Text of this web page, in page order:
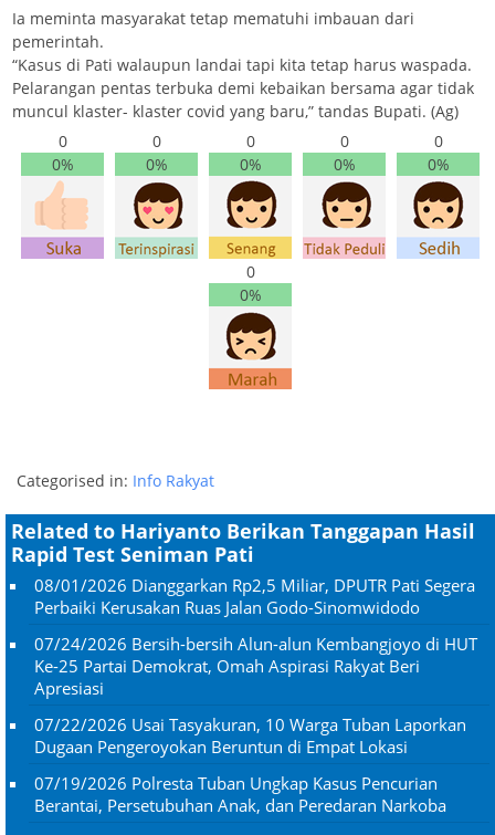
Ia meminta masyarakat tetap mematuhi imbauan dari
pemerintah.
“Kasus di Pati walaupun landai tapi kita tetap harus waspada.
Pelarangan pentas terbuka demi kebaikan bersama agar tidak
muncul klaster- klaster covid yang baru,” tandas Bupati. (Ag)
0
0%
0
0%
0
0%
0
0%
0
0%
0
0%
Categorised in: Info Rakyat
Related to Hariyanto Berikan Tanggapan Hasil
Rapid Test Seniman Pati
08/01/2026 Dianggarkan Rp2,5 Miliar, DPUTR Pati Segera
Perbaiki Kerusakan Ruas Jalan Godo-Sinomwidodo
07/24/2026 Bersih-bersih Alun-alun Kembangjoyo di HUT
Ke-25 Partai Demokrat, Omah Aspirasi Rakyat Beri
Apresiasi
07/22/2026 Usai Tasyakuran, 10 Warga Tuban Laporkan
Dugaan Pengeroyokan Beruntun di Empat Lokasi
07/19/2026 Polresta Tuban Ungkap Kasus Pencurian
Berantai, Persetubuhan Anak, dan Peredaran Narkoba